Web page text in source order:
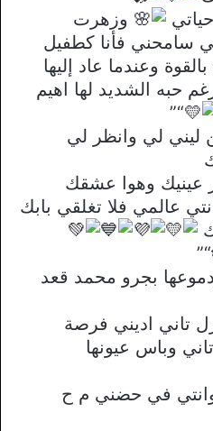
وزهرت
سامحني فأنا كطفيل
وعندما عاد إليها
حبه الشديد لها اهيم
“”
ليني لي وانظر لي
وهوا عشقك
عالمي فلا تغلقي بابك
“”
بجرو محمد قعد
تاني اديني فرصة
وباس عيونها
في حضني م ح